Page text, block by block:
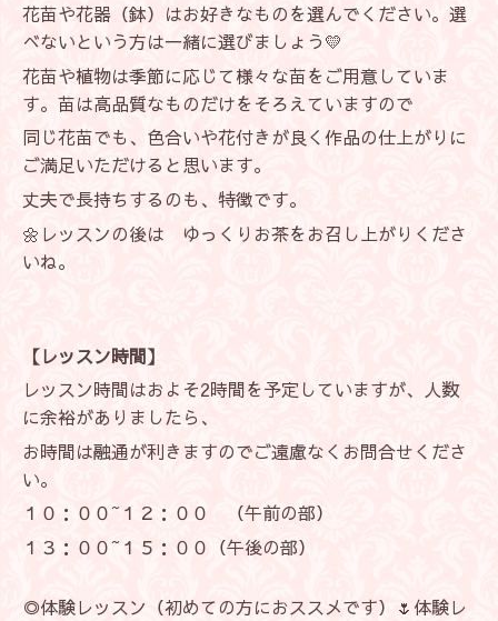
花苗や花器（鉢）はお好きなものを選んでください。選
べないという方は一緒に選びましょう💛
花苗や植物は季節に応じて様々な苗をご用意していま
す。苗は高品質なものだけをそろえていますので
同じ花苗でも、色合いや花付きが良く作品の仕上がりに
ご満足いただけると思います。
丈夫で長持ちするのも、特徴です。
🌼レッスンの後は ゆっくりお茶をお召し上がりくださ
いね。
【レッスン時間】
レッスン時間はおよそ2時間を予定していますが、人数
に余裕がありましたら、
お時間は融通が利きますのでご遠慮なくお問合せくださ
い。
１０：００~１２：００ （午前の部）
１３：００~１５：００（午後の部）
◎体験レッスン（初めての方におススメです）🌷体験レ